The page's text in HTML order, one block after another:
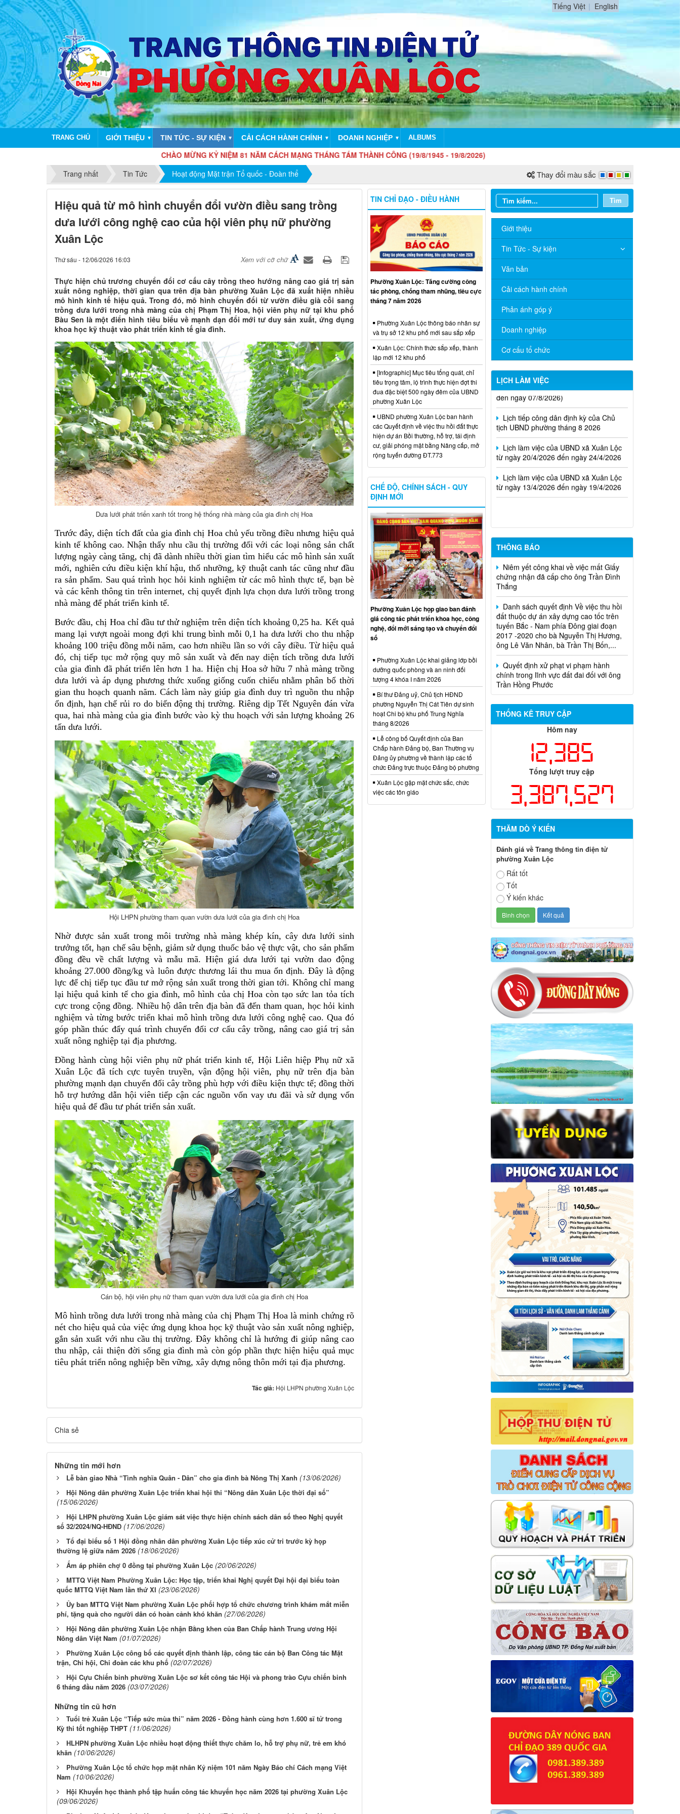
Tiếng Việt English
TRANG CHỦ GIỚI THIỆU ▼ TIN TỨC - SỰ KIỆN ▼ CẢI CÁCH HÀNH CHÍNH ▼ DOANH NGHIỆP ▼ ALBUMS
CHÀO MỪNG KỶ NIỆM 81 NĂM CÁCH MẠNG THÁNG TÁM THÀNH CÔNG (19/8/1945 - 19/8/2026)
Trang nhất
Tin Tức Hoạt động Mặt trận Tổ quốc - Đoàn thể Thay đổi màu sắc
Hiệu quả từ mô hình chuyển đổi vườn điều sang trồng
dưa lưới công nghệ cao của hội viên phụ nữ phường
Xuân Lộc
Thứ sáu - 12/06/2026 16:03 Xem với cỡ chữ
Thực hiện chủ trương chuyển đổi cơ cấu cây trồng theo hướng nâng cao giá trị sản
xuất nông nghiệp, thời gian qua trên địa bàn phường Xuân Lộc đã xuất hiện nhiều
mô hình kinh tế hiệu quả. Trong đó, mô hình chuyển đổi từ vườn điều già cỗi sang
trồng dưa lưới trong nhà màng của chị Phạm Thị Hoa, hội viên phụ nữ tại khu phố
Bàu Sen là một điển hình tiêu biểu về mạnh dạn đổi mới tư duy sản xuất, ứng dụng
khoa học kỹ thuật vào phát triển kinh tế gia đình.
Dưa lưới phát triển xanh tốt trong hệ thống nhà màng của gia đình chị Hoa
Trước đây, diện tích đất của gia đình chị Hoa chủ yếu trồng điều nhưng hiệu quả
kinh tế không cao. Nhận thấy nhu cầu thị trường đối với các loại nông sản chất
lượng ngày càng tăng, chị đã dành nhiều thời gian tìm hiểu các mô hình sản xuất
mới, nghiên cứu điều kiện khí hậu, thổ nhưỡng, kỹ thuật canh tác cũng như đầu
ra sản phẩm. Sau quá trình học hỏi kinh nghiệm từ các mô hình thực tế, bạn bè
và các kênh thông tin trên internet, chị quyết định lựa chọn dưa lưới trồng trong
nhà màng để phát triển kinh tế.
Bước đầu, chị Hoa chỉ đầu tư thử nghiệm trên diện tích khoảng 0,25 ha. Kết quả
mang lại vượt ngoài mong đợi khi trung bình mỗi 0,1 ha dưa lưới cho thu nhập
khoảng 100 triệu đồng mỗi năm, cao hơn nhiều lần so với cây điều. Từ hiệu quả
đó, chị tiếp tục mở rộng quy mô sản xuất và đến nay diện tích trồng dưa lưới
của gia đình đã phát triển lên hơn 1 ha. Hiện chị Hoa sở hữu 7 nhà màng trồng
dưa lưới và áp dụng phương thức xuống giống cuốn chiếu nhằm phân bổ thời
gian thu hoạch quanh năm. Cách làm này giúp gia đình duy trì nguồn thu nhập
ổn định, hạn chế rủi ro do biến động thị trường. Riêng dịp Tết Nguyên đán vừa
qua, hai nhà màng của gia đình bước vào kỳ thu hoạch với sản lượng khoảng 26
tấn dưa lưới.
Hội LHPN phường tham quan vườn dưa lưới của gia đình chị Hoa
Nhờ được sản xuất trong môi trường nhà màng khép kín, cây dưa lưới sinh
trưởng tốt, hạn chế sâu bệnh, giảm sử dụng thuốc bảo vệ thực vật, cho sản phẩm
đồng đều về chất lượng và mẫu mã. Hiện giá dưa lưới tại vườn dao động
khoảng 27.000 đồng/kg và luôn được thương lái thu mua ổn định. Đây là động
lực để chị tiếp tục đầu tư mở rộng sản xuất trong thời gian tới. Không chỉ mang
lại hiệu quả kinh tế cho gia đình, mô hình của chị Hoa còn tạo sức lan tỏa tích
cực trong cộng đồng. Nhiều hộ dân trên địa bàn đã đến tham quan, học hỏi kinh
nghiệm và từng bước triển khai mô hình trồng dưa lưới công nghệ cao. Qua đó
góp phần thúc đẩy quá trình chuyển đổi cơ cấu cây trồng, nâng cao giá trị sản
xuất nông nghiệp tại địa phương.
Đồng hành cùng hội viên phụ nữ phát triển kinh tế, Hội Liên hiệp Phụ nữ xã
Xuân Lộc đã tích cực tuyên truyền, vận động hội viên, phụ nữ trên địa bàn
phường mạnh dạn chuyển đổi cây trồng phù hợp với điều kiện thực tế; đồng thời
hỗ trợ hướng dẫn hội viên tiếp cận các nguồn vốn vay ưu đãi và sử dụng vốn
hiệu quả để đầu tư phát triển sản xuất.
Cán bộ, hội viên phụ nữ tham quan vườn dưa lưới của gia đình chị Hoa
Mô hình trồng dưa lưới trong nhà màng của chị Phạm Thị Hoa là minh chứng rõ
nét cho hiệu quả của việc ứng dụng khoa học kỹ thuật vào sản xuất nông nghiệp,
gắn sản xuất với nhu cầu thị trường. Đây không chỉ là hướng đi giúp nâng cao
thu nhập, cải thiện đời sống gia đình mà còn góp phần thực hiện hiệu quả mục
tiêu phát triển nông nghiệp bền vững, xây dựng nông thôn mới tại địa phương.
Tác giả: Hội LHPN phường Xuân Lộc
Chia sẻ
Những tin mới hơn
Lễ bàn giao Nhà “Tình nghĩa Quân - Dân” cho gia đình bà Nông Thị Xanh (13/06/2026)
Hội Nông dân phường Xuân Lộc triển khai hội thi “Nông dân Xuân Lộc thời đại số”
(15/06/2026)
Hội LHPN phường Xuân Lộc giám sát việc thực hiện chính sách dân số theo Nghị quyết
số 32/2024/NQ-HĐND (17/06/2026)
Tổ đại biểu số 1 Hội đồng nhân dân phường Xuân Lộc tiếp xúc cử tri trước kỳ họp
thường lệ giữa năm 2026 (18/06/2026)
Ấm áp phiên chợ 0 đồng tại phường Xuân Lộc (20/06/2026)
MTTQ Việt Nam Phường Xuân Lộc: Học tập, triển khai Nghị quyết Đại hội đại biểu toàn
quốc MTTQ Việt Nam lần thứ XI (23/06/2026)
Ủy ban MTTQ Việt Nam phường Xuân Lộc phối hợp tổ chức chương trình khám mắt miễn
phí, tặng quà cho người dân có hoàn cảnh khó khăn (27/06/2026)
Hội Nông dân phường Xuân Lộc nhận Bằng khen của Ban Chấp hành Trung ương Hội
Nông dân Việt Nam (01/07/2026)
Phường Xuân Lộc công bố các quyết định thành lập, công tác cán bộ Ban Công tác Mặt
trận, Chi hội, Chi đoàn các khu phố (02/07/2026)
Hội Cựu Chiến binh phường Xuân Lộc sơ kết công tác Hội và phong trào Cựu chiến binh
6 tháng đầu năm 2026 (03/07/2026)
Những tin cũ hơn
Tuổi trẻ Xuân Lộc “Tiếp sức mùa thi” năm 2026 - Đồng hành cùng hơn 1.600 sĩ tử trong
Kỳ thi tốt nghiệp THPT (11/06/2026)
HLHPN phường Xuân Lộc nhiều hoạt động thiết thực chăm lo, hỗ trợ phụ nữ, trẻ em khó
khăn (10/06/2026)
Phường Xuân Lộc tổ chức họp mặt nhân Kỷ niệm 101 năm Ngày Báo chí Cách mạng Việt
Nam (10/06/2026)
Hội Khuyến học thành phố tập huấn công tác khuyến học năm 2026 tại phường Xuân Lộc
(09/06/2026)
Tìm
Giới thiệu
Tin Tức - Sự kiện
Văn bản
Cải cách hành chính
Phản ánh góp ý
Doanh nghiệp
Cơ cấu tổ chức
LỊCH LÀM VIỆC
phường Xuân Lộc (Từ ngày 03/8/2026
đến ngày 07/8/2026)
Lịch tiếp công dân định kỳ của Chủ
tịch UBND phường tháng 8 2026
Lịch làm việc của UBND xã Xuân Lộc
từ ngày 20/4/2026 đến ngày 24/4/2026
Lịch làm việc của UBND xã Xuân Lộc
từ ngày 13/4/2026 đến ngày 19/4/2026
THÔNG BÁO
năm 2026.
Niêm yết công khai về việc mất Giấy
chứng nhận đã cấp cho ông Trần Đình
Thắng
Danh sách quyết định Về việc thu hồi
đất thuộc dự án xây dựng cao tốc trên
tuyến Bắc - Nam phía Đông giai đoạn
2017 -2020 cho bà Nguyễn Thị Hương,
ông Lê Văn Nhân, bà Trần Thị Bốn,...
Quyết định xử phạt vi phạm hành
chính trong lĩnh vực đất đai đối với ông
Trần Hồng Phước
THỐNG KÊ TRUY CẬP
Hôm nay
12,385
Tổng lượt truy cập
3,387,527
THĂM DÒ Ý KIẾN
Đánh giá về Trang thông tin điện tử
phường Xuân Lộc
Rất tốt
Tốt
Ý kiến khác
TIN CHỈ ĐẠO - ĐIỀU HÀNH
Phường Xuân Lộc: Tăng cường công
tác phòng, chống tham nhũng, tiêu cực
tháng 7 năm 2026
Phường Xuân Lộc thông báo nhân sự
và trụ sở 12 khu phố mới sau sắp xếp
Xuân Lộc: Chính thức sắp xếp, thành
lập mới 12 khu phố
[Infographic] Mục tiêu tổng quát, chỉ
tiêu trọng tâm, lộ trình thực hiện đợt thi
đua đặc biệt 500 ngày đêm của UBND
phường Xuân Lộc
UBND phường Xuân Lộc ban hành
các Quyết định về việc thu hồi đất thực
hiện dự án Bồi thường, hỗ trợ, tái định
cư, giải phóng mặt bằng Nâng cấp, mở
rộng tuyến đường ĐT.773
CHẾ ĐỘ, CHÍNH SÁCH - QUY
ĐỊNH MỚI
Phường Xuân Lộc họp giao ban đánh
giá công tác phát triển khoa học, công
nghệ, đổi mới sáng tạo và chuyển đổi
số
Phường Xuân Lộc khai giảng lớp bồi
dưỡng quốc phòng và an ninh đối
tượng 4 khóa I năm 2026
Bí thư Đảng uỷ, Chủ tịch HĐND
phường Nguyễn Thị Cát Tiên dự sinh
hoạt Chi bộ khu phố Trung Nghĩa
tháng 8/2026
Lễ công bố Quyết định của Ban
Chấp hành Đảng bộ, Ban Thường vụ
Đảng ủy phường về thành lập các tổ
chức Đảng trực thuộc Đảng bộ phường
Xuân Lộc gặp mặt chức sắc, chức
việc các tôn giáo